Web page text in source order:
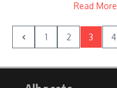
Read More
1 2 3 4